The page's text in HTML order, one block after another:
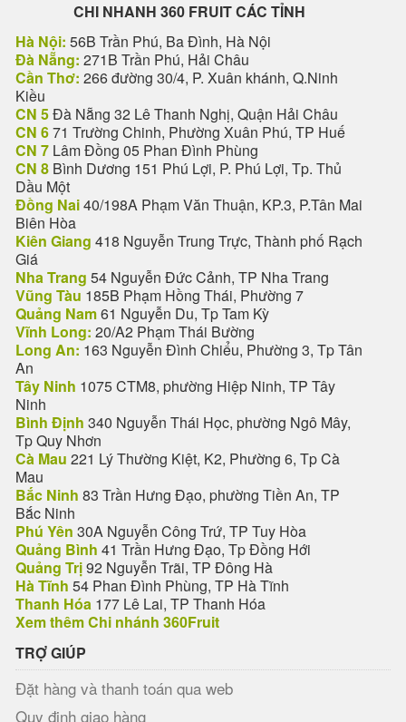
CHI NHANH 360 FRUIT CÁC TỈNH
Hà Nội: 56B Trần Phú, Ba Đình, Hà Nội
Đà Nẵng: 271B Trần Phú, Hải Châu
Cần Thơ: 266 đường 30/4, P. Xuân khánh, Q.Ninh
Kiều
CN 5Đà Nẵng 32 Lê Thanh Nghị, Quận Hải Châu
CN 671 Trường Chinh, Phường Xuân Phú, TP Huế
CN 7 Lâm Đồng 05 Phan Đình Phùng
CN 8 Bình Dương 151 Phú Lợi, P. Phú Lợi, Tp. Thủ
Dầu Một
Đồng Nai40/198A Phạm Văn Thuận, KP.3, P.Tân Mai
Biên Hòa
Kiên Giang 418 Nguyễn Trung Trực, Thành phố Rạch
Giá
Nha Trang 54 Nguyễn Đức Cảnh, TP Nha Trang
Vũng Tàu 185B Phạm Hồng Thái, Phường 7
Quảng Nam61 Nguyễn Du, Tp Tam Kỳ
Vĩnh Long: 20/A2 Phạm Thái Bường
Long An: 163 Nguyễn Đình Chiểu, Phường 3, Tp Tân
An
Tây Ninh 1075 CTM8, phường Hiệp Ninh, TP Tây
Ninh
Bình Định 340 Nguyễn Thái Học, phường Ngô Mây,
Tp Quy Nhơn
Cà Mau 221 Lý Thường Kiệt, K2, Phường 6, Tp Cà
Mau
Bắc Ninh 83 Trần Hưng Đạo, phường Tiền An, TP
Bắc Ninh
Phú Yên 30A Nguyễn Công Trứ, TP Tuy Hòa
Quảng Bình 41 Trần Hưng Đạo, Tp Đồng Hới
Quảng Trị92 Nguyễn Trãi, TP Đông Hà
Hà Tĩnh 54 Phan Đình Phùng, TP Hà Tĩnh
Thanh Hóa 177 Lê Lai, TP Thanh Hóa
Xem thêm Chi nhánh 360Fruit
TRỢ GIÚP
Đặt hàng và thanh toán qua web
Quy định giao hàng